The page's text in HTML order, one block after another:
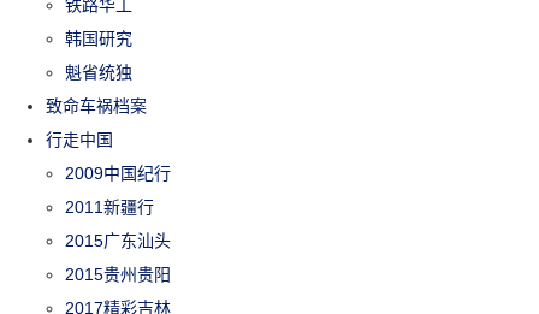
铁路华工
韩国研究
魁省统独
致命车祸档案
行走中国
2009中国纪行
2011新疆行
2015广东汕头
2015贵州贵阳
2017精彩吉林